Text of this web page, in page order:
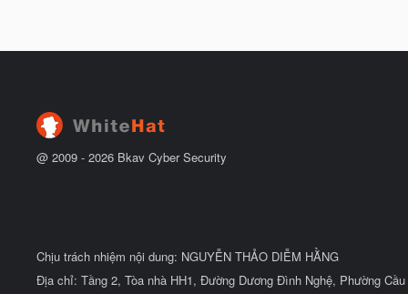
@ 2009 - 2026 Bkav Cyber Security
Chịu trách nhiệm nội dung: NGUYỄN THẢO DIỄM HẰNG
Địa chỉ: Tầng 2, Tòa nhà HH1, Đường Dương Đình Nghệ, Phường